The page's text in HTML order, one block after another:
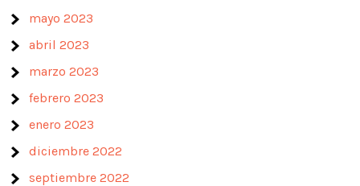
mayo 2023
abril 2023
marzo 2023
febrero 2023
enero 2023
diciembre 2022
septiembre 2022